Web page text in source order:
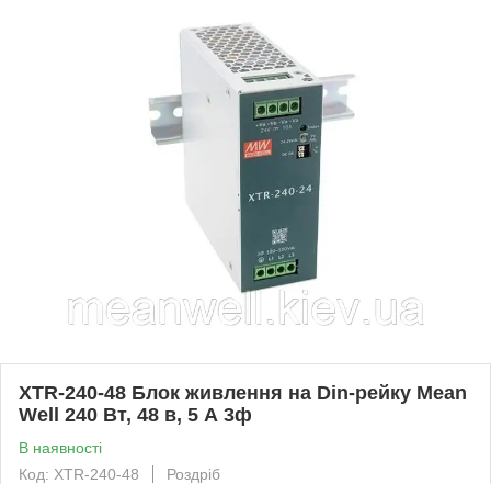
XTR-240-48 Блок живлення на Din-рейку Mean
Well 240 Вт, 48 в, 5 А 3ф
В наявності
Код: XTR-240-48
Роздріб